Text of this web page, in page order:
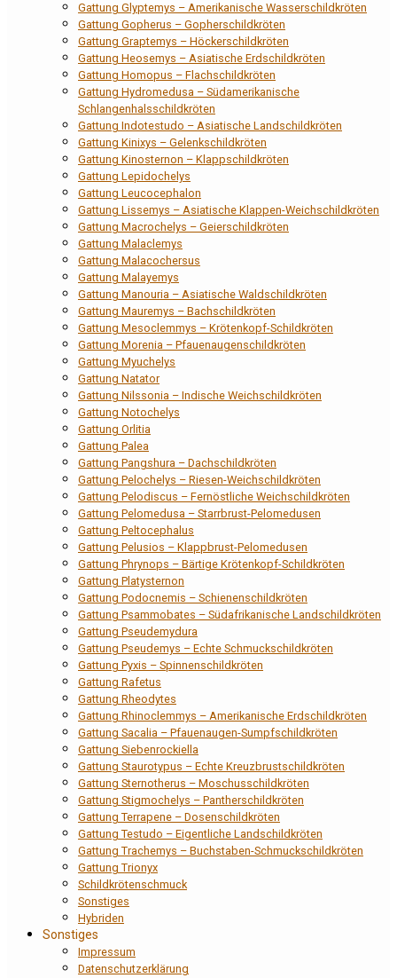
Gattung Glyptemys – Amerikanische Wasserschildkröten
Gattung Gopherus – Gopherschildkröten
Gattung Graptemys – Höckerschildkröten
Gattung Heosemys – Asiatische Erdschildkröten
Gattung Homopus – Flachschildkröten
Gattung Hydromedusa – Südamerikanische
Schlangenhalsschildkröten
Gattung Indotestudo – Asiatische Landschildkröten
Gattung Kinixys – Gelenkschildkröten
Gattung Kinosternon – Klappschildkröten
Gattung Lepidochelys
Gattung Leucocephalon
Gattung Lissemys – Asiatische Klappen-Weichschildkröten
Gattung Macrochelys – Geierschildkröten
Gattung Malaclemys
Gattung Malacochersus
Gattung Malayemys
Gattung Manouria – Asiatische Waldschildkröten
Gattung Mauremys – Bachschildkröten
Gattung Mesoclemmys – Krötenkopf-Schildkröten
Gattung Morenia – Pfauenaugenschildkröten
Gattung Myuchelys
Gattung Natator
Gattung Nilssonia – Indische Weichschildkröten
Gattung Notochelys
Gattung Orlitia
Gattung Palea
Gattung Pangshura – Dachschildkröten
Gattung Pelochelys – Riesen-Weichschildkröten
Gattung Pelodiscus – Fernöstliche Weichschildkröten
Gattung Pelomedusa – Starrbrust-Pelomedusen
Gattung Peltocephalus
Gattung Pelusios – Klappbrust-Pelomedusen
Gattung Phrynops – Bärtige Krötenkopf-Schildkröten
Gattung Platysternon
Gattung Podocnemis – Schienenschildkröten
Gattung Psammobates – Südafrikanische Landschildkröten
Gattung Pseudemydura
Gattung Pseudemys – Echte Schmuckschildkröten
Gattung Pyxis – Spinnenschildkröten
Gattung Rafetus
Gattung Rheodytes
Gattung Rhinoclemmys – Amerikanische Erdschildkröten
Gattung Sacalia – Pfauenaugen-Sumpfschildkröten
Gattung Siebenrockiella
Gattung Staurotypus – Echte Kreuzbrustschildkröten
Gattung Sternotherus – Moschusschildkröten
Gattung Stigmochelys – Pantherschildkröten
Gattung Terrapene – Dosenschildkröten
Gattung Testudo – Eigentliche Landschildkröten
Gattung Trachemys – Buchstaben-Schmuckschildkröten
Gattung Trionyx
Schildkrötenschmuck
Sonstiges
Hybriden
Sonstiges
Impressum
Datenschutzerklärung